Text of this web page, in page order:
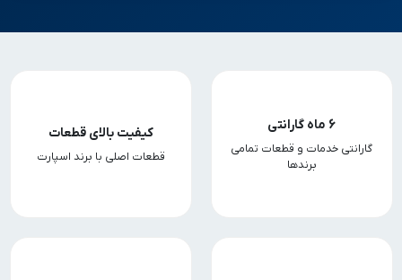
6 ماه گارانتی
گارانتی خدمات و قطعات تمامی
برندها
کیفیت بالای قطعات
قطعات اصلی با برند اسپارت